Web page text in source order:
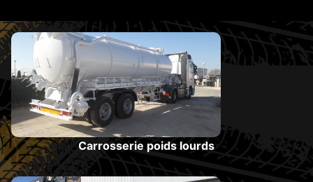
Carrosserie poids lourds